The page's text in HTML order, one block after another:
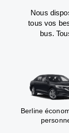
Nous
tous vos
bus.
Berline